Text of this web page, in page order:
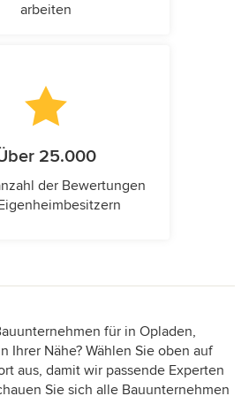
arbeiten
25.000
der Bewertungen
für in Opladen,
Ihrer Nähe? Wählen Sie oben auf
aus, damit wir passende Experten
Sie sich alle Bauunternehmen